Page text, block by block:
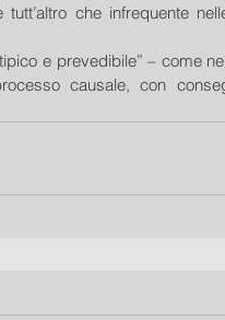
che infrequente
e prevedibile” – come
causale, con